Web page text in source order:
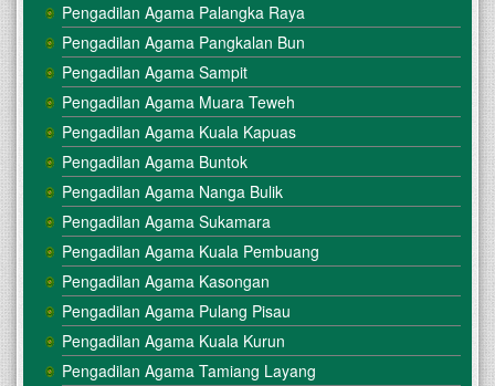
Pengadilan Agama Palangka Raya
Pengadilan Agama Pangkalan Bun
Pengadilan Agama Sampit
Pengadilan Agama Muara Teweh
Pengadilan Agama Kuala Kapuas
Pengadilan Agama Buntok
Pengadilan Agama Nanga Bulik
Pengadilan Agama Sukamara
Pengadilan Agama Kuala Pembuang
Pengadilan Agama Kasongan
Pengadilan Agama Pulang Pisau
Pengadilan Agama Kuala Kurun
Pengadilan Agama Tamiang Layang